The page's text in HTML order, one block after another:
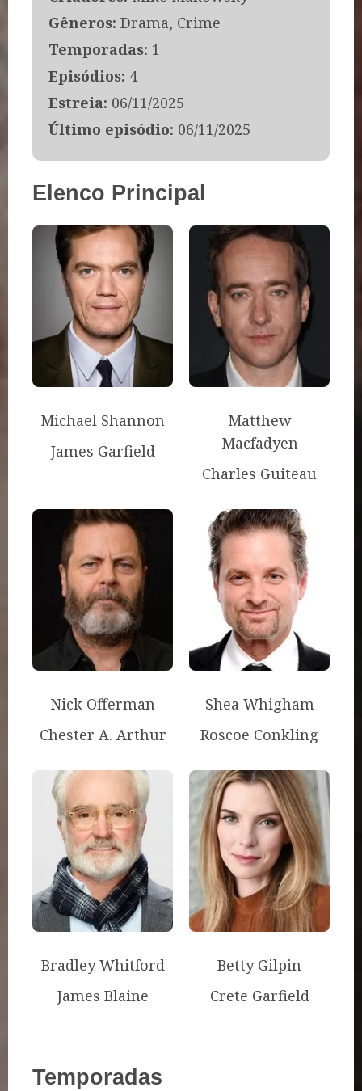
Gêneros: Drama, Crime
Temporadas: 1
Episódios: 4
Estreia: 06/11/2025
Último episódio: 06/11/2025
Elenco Principal
Michael Shannon
James Garfield
Matthew
Macfadyen
Charles Guiteau
Nick Offerman
Chester A. Arthur
Shea Whigham
Roscoe Conkling
Bradley Whitford
James Blaine
Betty Gilpin
Crete Garfield
Temporadas